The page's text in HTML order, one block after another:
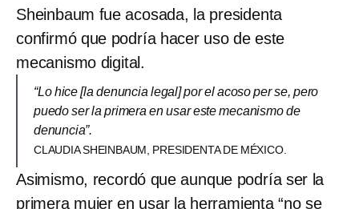
Sheinbaum fue acosada, la presidenta
confirmó que podría hacer uso de este
mecanismo digital.
“Lo hice [la denuncia legal] por el acoso per se, pero
puedo ser la primera en usar este mecanismo de
denuncia”.
CLAUDIA SHEINBAUM, PRESIDENTA DE MÉXICO.
Asimismo, recordó que aunque podría ser la
primera mujer en usar la herramienta “no se